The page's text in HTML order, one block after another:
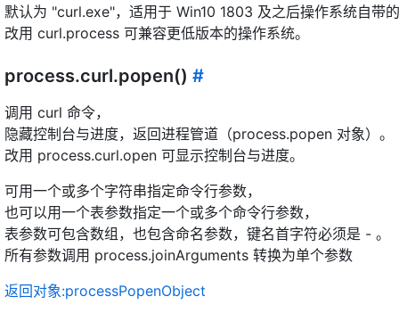
默认为 "curl.exe"，适用于 Win10 1803 及之后操作系统自带
改用 curl.process 可兼容更低版本的操作系统。
process.curl.popen() #
调用 curl 命令，
隐藏控制台与进度，返回进程管道（process.popen 对象）。
改用 process.curl.open 可显示控制台与进度。
可用一个或多个字符串指定命令行参数，
也可以用一个表参数指定一个或多个命令行参数，
表参数可包含数组，也包含命名参数，键名首字符必须是 - 。
所有参数调用 process.joinArguments 转换为单个参数
返回对象:processPopenObject